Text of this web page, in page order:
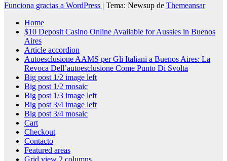
Funciona gracias a WordPress | Tema: Newsup de Themeansar
Home
$10 Deposit Casino Online Available for Aussies in Buenos
Aires
Article accordion
Autoesclusione AAMS per Gli Italiani a Buenos Aires: La
Revoca Dell’autoesclusione Come Punto Di Svolta
Big post 1/2 image left
Big post 1/2 mosaic
Big post 1/3 image left
Big post 3/4 image left
Big post 3/4 mosaic
Cart
Checkout
Contacto
Featured areas
Grid view 2 columns